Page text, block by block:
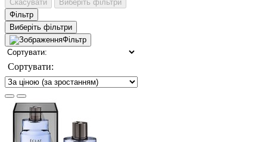
Скасувати
Виберіть фільтри
Фільтр
Виберіть фільтри
Фільтр
Сортувати: